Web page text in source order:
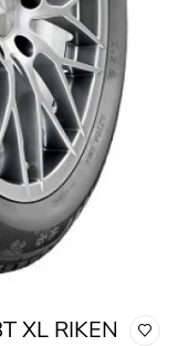
XL RIKEN